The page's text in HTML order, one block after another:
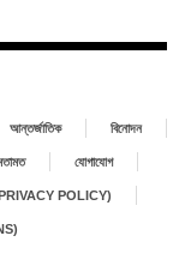
আন্তর্জাতিক বিনোদন
যোগাযোগ
(PRIVACY POLICY)